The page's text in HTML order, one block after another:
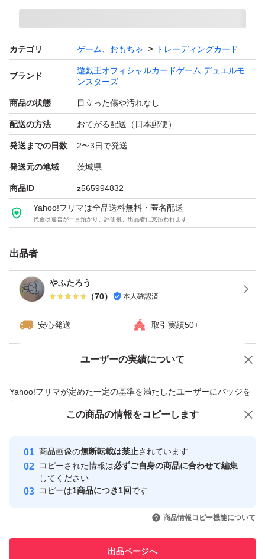
カテゴリ ゲーム、おもちゃ トレーディングカード
ブランド
遊戯王オフィシャルカードゲーム デュエルモ
ンスターズ
商品の状態 目立った傷や汚れなし
配送の方法 おてがる配送（日本郵便）
発送までの日数 2〜3日で発送
発送元の地域 茨城県
商品ID z565994832
Yahoo!フリマは全品送料無料・匿名配送
代金は運営が一旦預かり、評価後、出品者に支払われます
出品者
やふたろう
（70） 本人確認済
安心発送 取引実績50+
ユーザーの実績について
Yahoo!フリマが定めた一定の基準を満たしたユーザーにバッジを
付与しています
安心取引出品者
心・安全なユーザーです
取引実績
引を完了させた実績があります
での取引実績があります
価格の相談 商品への質問
この商品の情報をコピーします
商品画像の無断転載は禁止されています
コピーされた情報は必ずご自身の商品に合わせて編集
してください
コピーは1商品につき1回です
商品情報コピー機能について
出品ページへ
この商品をみている人にオススメ